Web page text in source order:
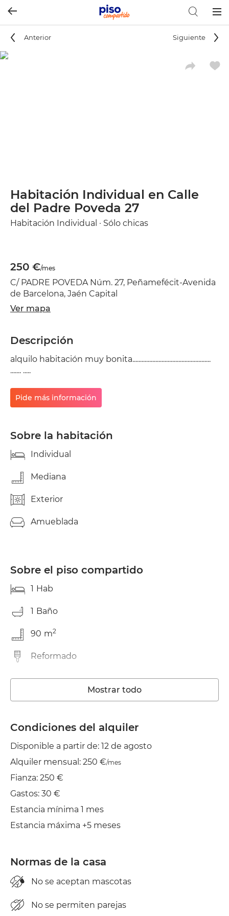
Anterior Siguiente
Habitación Individual en Calle
del Padre Poveda 27
Habitación Individual · Sólo chicas
250 €/mes
C/ PADRE POVEDA Núm. 27, Peñamefécit-Avenida
de Barcelona, Jaén Capital
Ver mapa
Descripción
alquilo habitación muy bonita...................................................
....... .....
Pide más información
Sobre la habitación
Individual
Mediana
Exterior
Amueblada
Sobre el piso compartido
1 Hab
1 Baño
90 m2
Reformado
Lavadora
Wifi
TV
Balcón
Plancha
Mostrar todo
Condiciones del alquiler
Disponible a partir de: 12 de agosto
Alquiler mensual: 250 €/mes
Fianza: 250 €
Gastos: 30 €
Estancia mínima 1 mes
Estancia máxima +5 meses
Normas de la casa
No se aceptan mascotas
No se permiten parejas